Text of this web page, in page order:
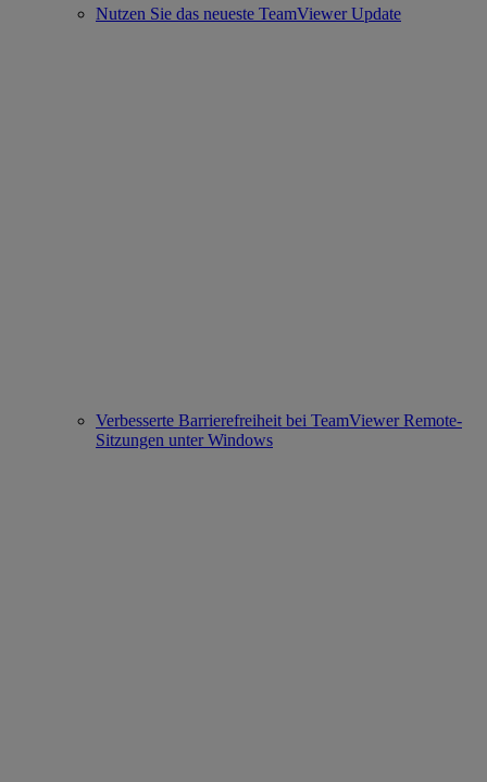
Nutzen Sie das neueste TeamViewer Update
Verbesserte Barrierefreiheit bei TeamViewer Remote-
Sitzungen unter Windows